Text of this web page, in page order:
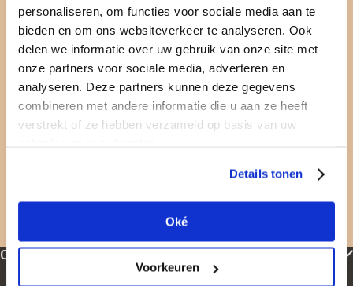
personaliseren, om functies voor sociale media aan te
bieden en om ons websiteverkeer te analyseren. Ook
delen we informatie over uw gebruik van onze site met
onze partners voor sociale media, adverteren en
analyseren. Deze partners kunnen deze gegevens
combineren met andere informatie die u aan ze heeft
verstrekt of ze hebben verzameld op basis van uw
Details tonen
Oké
Voorkeuren
Voor wie je écht wilt verrassen
Feestelijk cadeau
Gratis personaliseren
Cadeaubon is 2 jaar geldig
Cadeau-inspiratie